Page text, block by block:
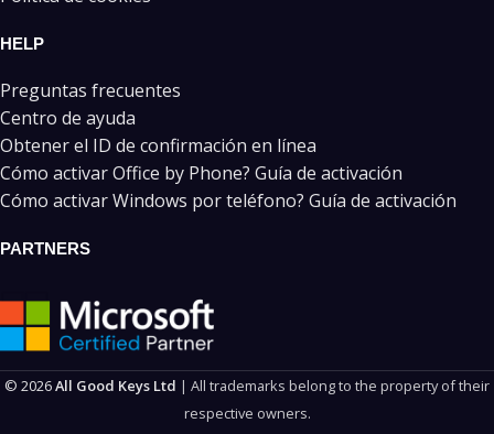
HELP
Preguntas frecuentes
Centro de ayuda
Obtener el ID de confirmación en línea
Cómo activar Office by Phone? Guía de activación
Cómo activar Windows por teléfono? Guía de activación
PARTNERS
© 2026All Good Keys Ltd | All trademarks belong to the property of their
respective owners.